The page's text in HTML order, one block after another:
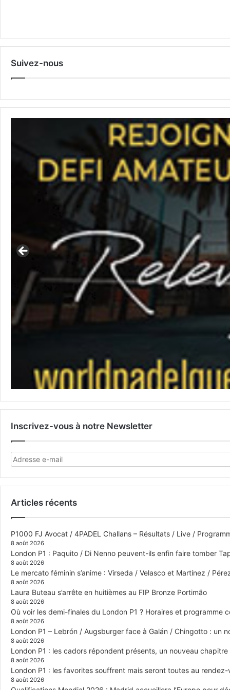
Suivez-nous
Inscrivez-vous à notre Newsletter
Articles récents
P1000 FJ Avocat / 4PADEL Challans – Résultats / Live /
8 août 2026
London P1 : Paquito / Di Nenno peuvent-ils enfin faire tomber
8 août 2026
Le mercato féminin s’anime : Virseda / Velasco et Martínez /
8 août 2026
Laura Buteau s’arrête en huitièmes au FIP Bronze Portimão
8 août 2026
Où voir les demi-finales du London P1 ? Horaires et programme
8 août 2026
London P1 – Lebrón / Augsburger face à Galán / Chingotto : un
8 août 2026
London P1 : les cadors répondent présents, un nouveau
8 août 2026
London P1 : les favorites souffrent mais seront toutes au
8 août 2026